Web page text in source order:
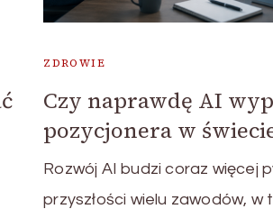
ZDROWIE
Czy naprawdę AI
pozycjonera w
Rozwój AI budzi coraz więcej
przyszłości wielu zawodów, w